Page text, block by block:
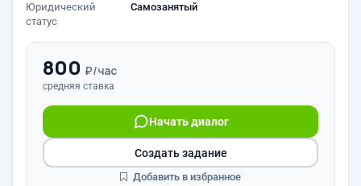
Юридический
статус
Самозанятый
800 ₽/час
средняя ставка
Начать диалог
Создать задание
Добавить в избранное